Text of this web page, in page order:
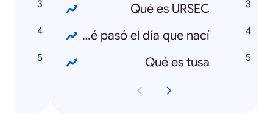
Qué es URSEC
Qué pasó el día que nací
Qué es tusa